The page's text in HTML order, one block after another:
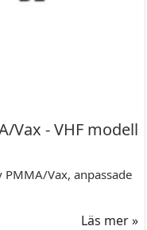
Vax - VHF modell
Vax, anpassade
Läs mer »